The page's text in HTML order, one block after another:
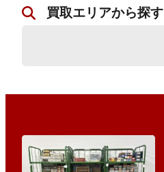
買取エリアから探す